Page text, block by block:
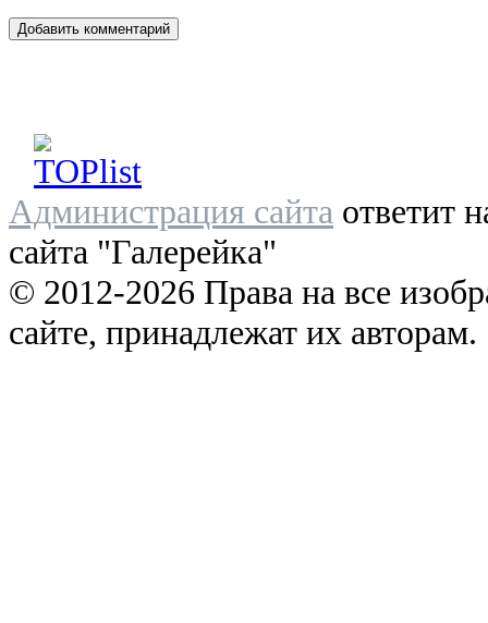
Администрация сайта ответит
сайта "Галерейка"
© 2012-2026 Права на все
сайте, принадлежат их авторам.